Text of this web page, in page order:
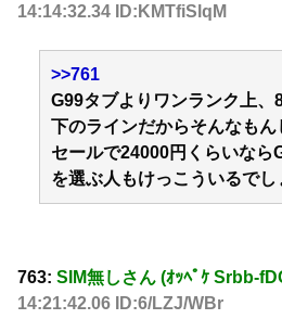
14:14:32.34 ID:KMTfiSlqM
>>761
G99タブよりワンランク上、
下のラインだからそんなもん
セールで24000円くらいなら
を選ぶ人もけっこういるでし
763: SIM無しさん (ｵｯﾍﾟｹ Srbb-
14:21:42.06 ID:6/LZJ/WBr